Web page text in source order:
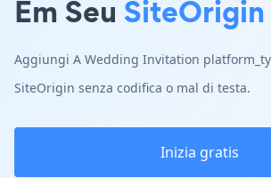
Em Seu SiteOrigin
Aggiungi A Wedding Invitation
SiteOrigin senza codifica o mal di testa.
Inizia gratis